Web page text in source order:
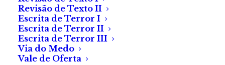
Revisão de Texto II
Escrita de Terror I
Escrita de Terror II
Escrita de Terror III
Via do Medo
Vale de Oferta
CIAJG de várias
formas e por entre
diversas temáticas